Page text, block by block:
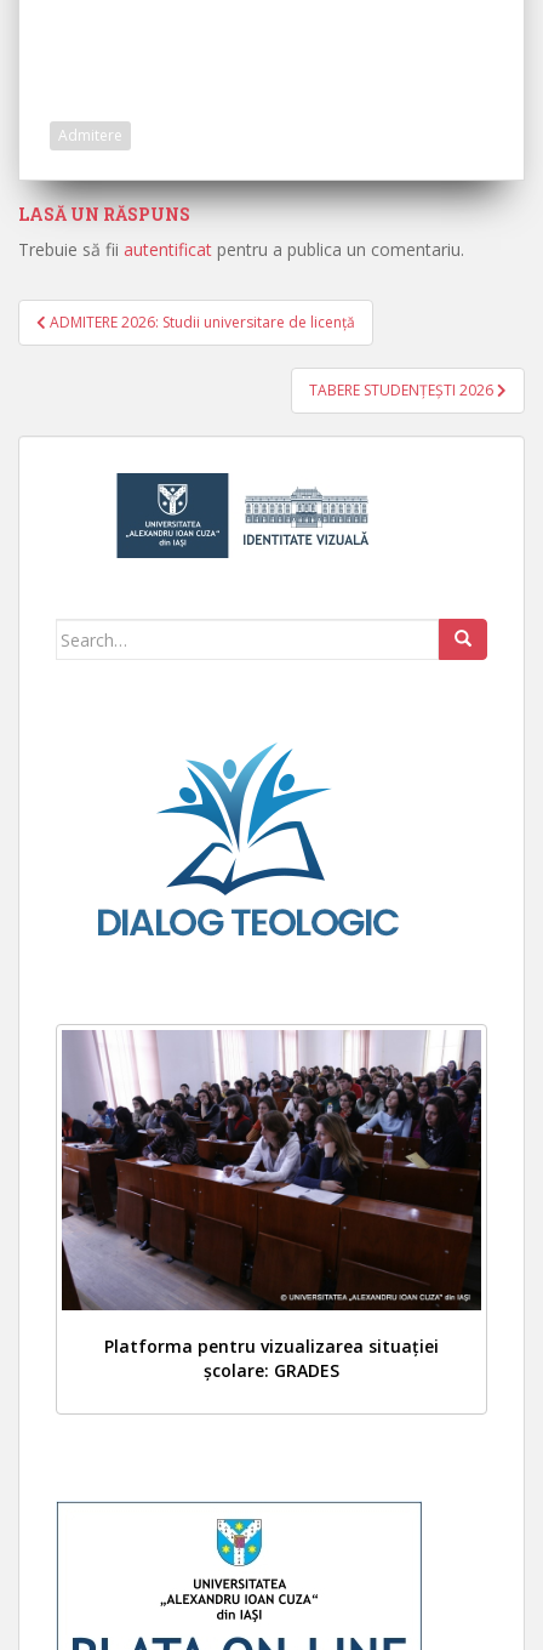
Admitere
LASĂ UN RĂSPUNS
Trebuie să fii autentificat pentru a publica un comentariu.
Navigare în articole
ADMITERE 2026: Studii universitare de licență
TABERE STUDENŢEŞTI 2026
Search for:
Platforma pentru vizualizarea situației
școlare: GRADES